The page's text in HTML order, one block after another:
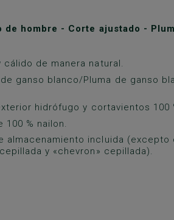
de hombre - Corte ajustado -
cálido de manera natural.
ganso blanco/Pluma de ganso
hidrófugo y cortavientos 100
100 % nailon.
almacenamiento incluida (excepto
y «chevron» cepillada).